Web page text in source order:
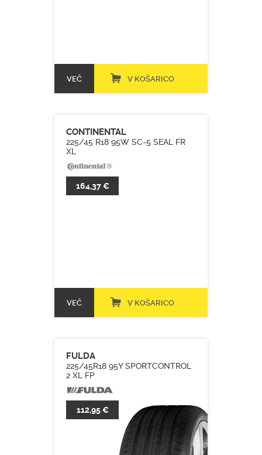
VEČ V KOŠARICO
CONTINENTAL
225/45 R18 95W SC-5 SEAL FR
XL
164,37 €
VEČ V KOŠARICO
FULDA
225/45R18 95Y SPORTCONTROL
2 XL FP
112,95 €